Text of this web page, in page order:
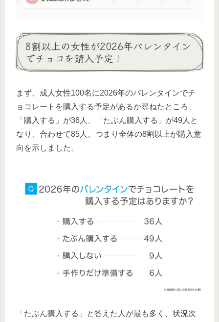
8割以上の女性が2026年バレンタイン
でチョコを購入予定！
まず、成人女性100名に2026年のバレンタインでチ
ョコレートを購入する予定があるか尋ねたところ、
「購入する」が36人、「たぶん購入する」が49人と
なり、合わせて85人、つまり全体の8割以上が購入意
向を示しました。
「たぶん購入する」と答えた人が最も多く、状況次